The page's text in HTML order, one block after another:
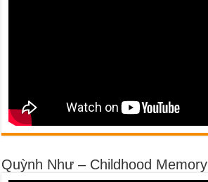
Quỳnh Như – Childhood Memory